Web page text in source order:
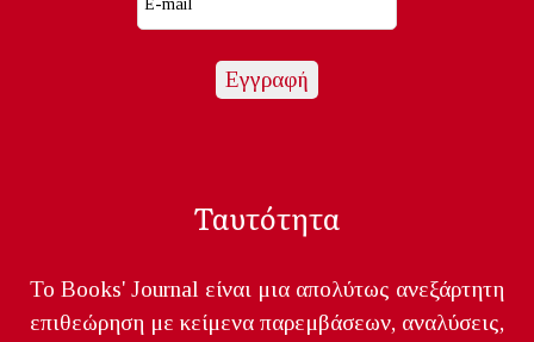
Ταυτότητα
Το Books' Journal είναι μια απολύτως ανεξάρτητη
επιθεώρηση με κείμενα παρεμβάσεων, αναλύσεις,